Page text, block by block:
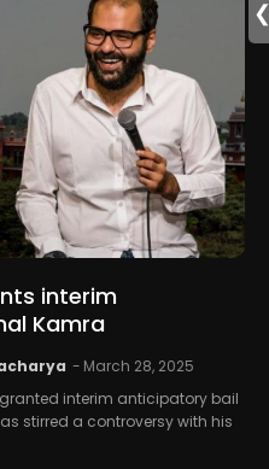
interim
Kamra
- March 28, 2025
interim anticipatory bail
stirred a controversy with his